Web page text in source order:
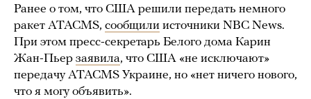
Ранее о том, что США решили передать немного
ракет ATACMS, сообщили источники NBC News.
При этом пресс-секретарь Белого дома Карин
Жан-Пьер заявила, что США «не исключают»
передачу ATACMS Украине, но «нет ничего нового,
что я могу объявить».